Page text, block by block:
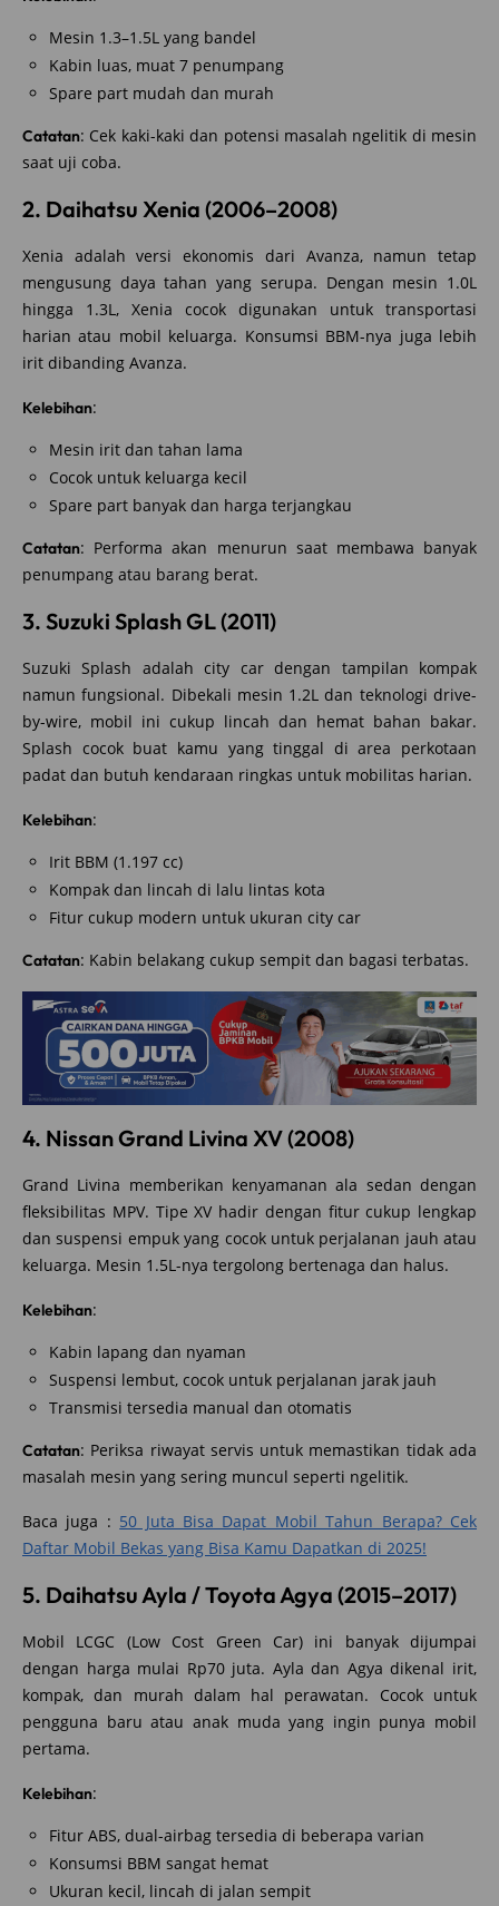
Mesin 1.3–1.5L yang bandel
Kabin luas, muat 7 penumpang
Spare part mudah dan murah
Catatan: Cek kaki-kaki dan potensi masalah ngelitik di mesin
saat uji coba.
2. Daihatsu Xenia (2006–2008)
Xenia adalah versi ekonomis dari Avanza, namun tetap
mengusung daya tahan yang serupa. Dengan mesin 1.0L
hingga 1.3L, Xenia cocok digunakan untuk transportasi
harian atau mobil keluarga. Konsumsi BBM-nya juga lebih
irit dibanding Avanza.
Kelebihan:
Mesin irit dan tahan lama
Cocok untuk keluarga kecil
Spare part banyak dan harga terjangkau
Catatan: Performa akan menurun saat membawa banyak
penumpang atau barang berat.
3. Suzuki Splash GL (2011)
Suzuki Splash adalah city car dengan tampilan kompak
namun fungsional. Dibekali mesin 1.2L dan teknologi drive-
by-wire, mobil ini cukup lincah dan hemat bahan bakar.
Splash cocok buat kamu yang tinggal di area perkotaan
padat dan butuh kendaraan ringkas untuk mobilitas harian.
Kelebihan:
Irit BBM (1.197 cc)
Kompak dan lincah di lalu lintas kota
Fitur cukup modern untuk ukuran city car
Catatan: Kabin belakang cukup sempit dan bagasi terbatas.
4. Nissan Grand Livina XV (2008)
Grand Livina memberikan kenyamanan ala sedan dengan
fleksibilitas MPV. Tipe XV hadir dengan fitur cukup lengkap
dan suspensi empuk yang cocok untuk perjalanan jauh atau
keluarga. Mesin 1.5L-nya tergolong bertenaga dan halus.
Kelebihan:
Kabin lapang dan nyaman
Suspensi lembut, cocok untuk perjalanan jarak jauh
Transmisi tersedia manual dan otomatis
Catatan: Periksa riwayat servis untuk memastikan tidak ada
masalah mesin yang sering muncul seperti ngelitik.
Baca juga : 50 Juta Bisa Dapat Mobil Tahun Berapa? Cek
Daftar Mobil Bekas yang Bisa Kamu Dapatkan di 2025!
5. Daihatsu Ayla / Toyota Agya (2015–2017)
Mobil LCGC (Low Cost Green Car) ini banyak dijumpai
dengan harga mulai Rp70 juta. Ayla dan Agya dikenal irit,
kompak, dan murah dalam hal perawatan. Cocok untuk
pengguna baru atau anak muda yang ingin punya mobil
pertama.
Kelebihan:
Fitur ABS, dual-airbag tersedia di beberapa varian
Konsumsi BBM sangat hemat
Ukuran kecil, lincah di jalan sempit